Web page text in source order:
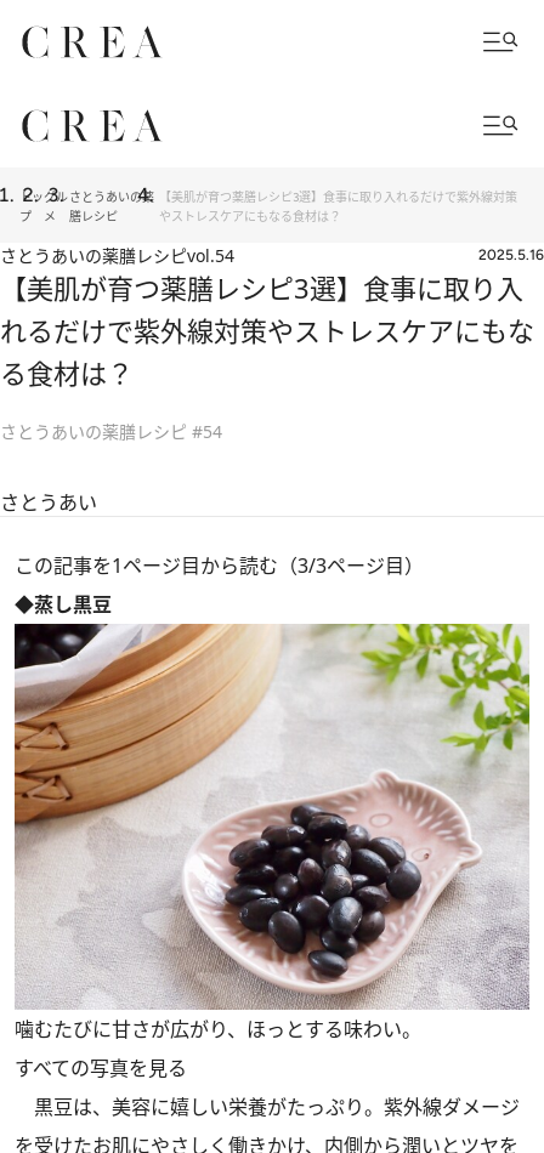
トッ
プ
グル
メ
さとうあいの薬
膳レシピ
【美肌が育つ薬膳レシピ3選】食事に取り入れるだけで紫外線対策
やストレスケアにもなる食材は？
さとうあいの薬膳レシピvol.54 2025.5.16
【美肌が育つ薬膳レシピ3選】食事に取り入
れるだけで紫外線対策やストレスケアにもな
る食材は？
さとうあいの薬膳レシピ #54
さとうあい
この記事を1ページ目から読む（3/3ページ目）
◆蒸し黒豆
噛むたびに甘さが広がり、ほっとする味わい。
すべての写真を見る
黒豆は、美容に嬉しい栄養がたっぷり。紫外線ダメージ
を受けたお肌にやさしく働きかけ、内側から潤いとツヤを